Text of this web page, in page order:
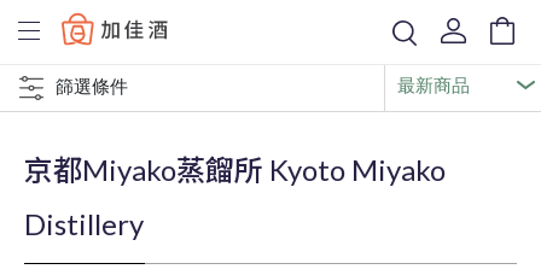
Baccus
篩選條件
京都Miyako蒸餾所 Kyoto Miyako
Distillery